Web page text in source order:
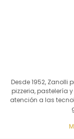
Desde 1952,
pizzeria, pastelería
atención a las